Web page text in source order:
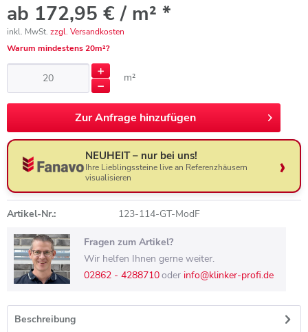
ab 172,95 € / m² *
inkl. MwSt. zzgl. Versandkosten
Warum mindestens 20m²?
m²
ZurAnfrage hinzufügen
NEUHEIT – nur bei uns!
Ihre Lieblingssteine live an Referenzhäusern
visualisieren
Artikel-Nr.: 123-114-GT-ModF
Fragen zum Artikel?
Wir helfen Ihnen gerne weiter.
02862 - 4288710oder info@klinker-profi.de
Beschreibung